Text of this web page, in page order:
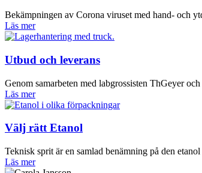
Bekämpningen av Corona viruset med hand- och
Läs mer
Utbud och leverans
Genom samarbeten med labgrossisten ThGeyer
Läs mer
Välj rätt Etanol
Teknisk sprit är en samlad benämning på den
Läs mer